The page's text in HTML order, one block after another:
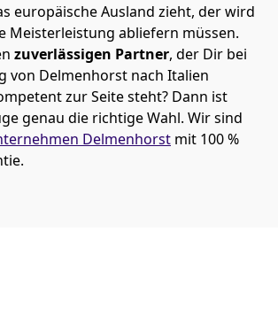
europäische Ausland zieht, der wird
Meisterleistung abliefern müssen.
zuverlässigen Partner, der Dir bei
von Delmenhorst nach Italien
zur Seite steht? Dann ist
genau die richtige Wahl. Wir sind
Delmenhorst mit 100 %